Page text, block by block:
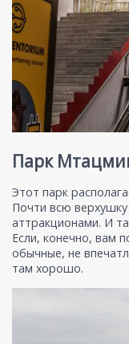
Парк
Этот парк
Почти всю
аттракционами. И
Если, конечно, вам
обычные, не
там хорошо.